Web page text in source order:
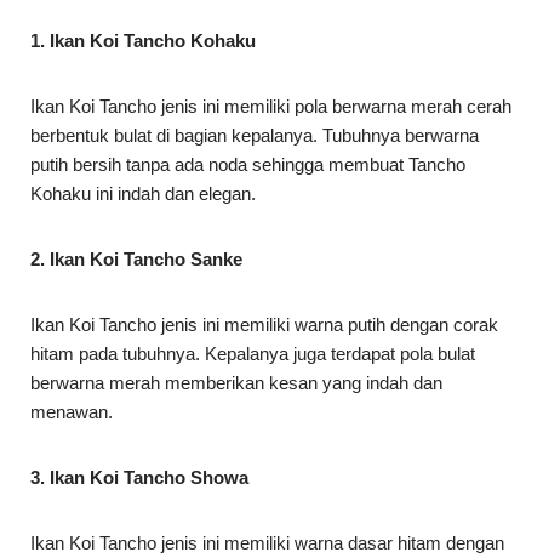
1. Ikan Koi Tancho Kohaku
Ikan Koi Tancho jenis ini memiliki pola berwarna merah cerah
berbentuk bulat di bagian kepalanya. Tubuhnya berwarna
putih bersih tanpa ada noda sehingga membuat Tancho
Kohaku ini indah dan elegan.
2. Ikan Koi Tancho Sanke
Ikan Koi Tancho jenis ini memiliki warna putih dengan corak
hitam pada tubuhnya. Kepalanya juga terdapat pola bulat
berwarna merah memberikan kesan yang indah dan
menawan.
3. Ikan Koi Tancho Showa
Ikan Koi Tancho jenis ini memiliki warna dasar hitam dengan